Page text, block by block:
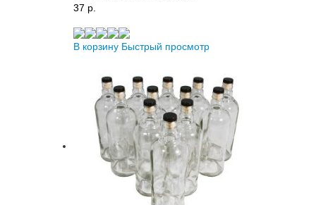
37 p.
В корзину Быстрый просмотр